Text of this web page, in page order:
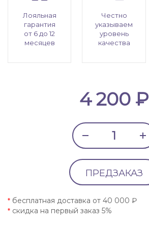
Лояльная
гарантия
от 6 до 12
месяцев
Честно
указываем
уровень
качества
4 200 ₽
ПРЕДЗАКАЗ
* бесплатная доставка от 40 000 ₽
* скидка на первый заказ 5%